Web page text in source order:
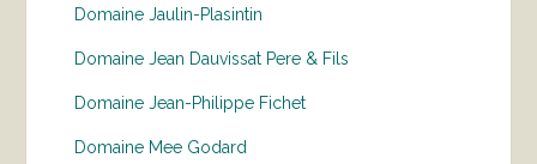
Domaine Jaulin-Plasintin
Domaine Jean Dauvissat Pere & Fils
Domaine Jean-Philippe Fichet
Domaine Mee Godard